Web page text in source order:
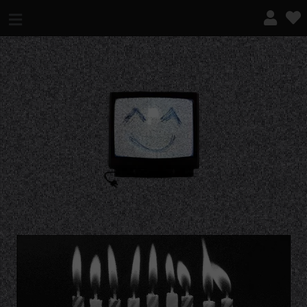
¿QUÉ ES ESTO?